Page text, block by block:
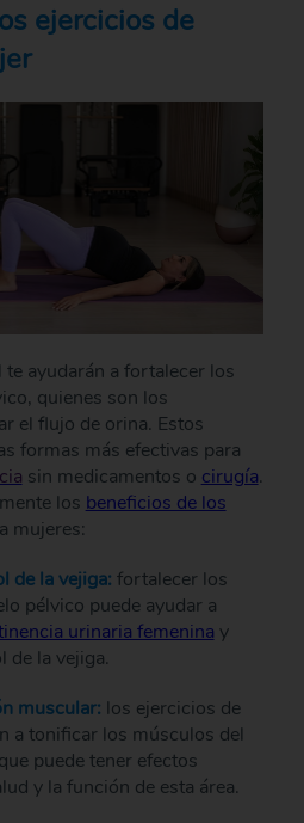
ejercicios de
ayudarán a fortalecer los
quienes son los
el flujo de orina. Estos
formas más efectivas para
sin medicamentos o cirugía.
los beneficios de los
mujeres:
de la vejiga: fortalecer los
pélvico puede ayudar a
urinaria femenina y
de la vejiga.
muscular: los ejercicios de
a tonificar los músculos del
puede tener efectos
y la función de esta área.